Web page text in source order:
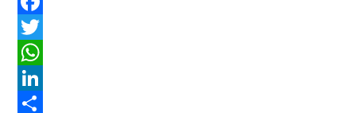
F
a
c
e
T
w
W
h
L